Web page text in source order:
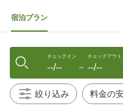
宿泊プラン
チェックイン
--/-- 〜
チェックアウト
--/--
絞り込み